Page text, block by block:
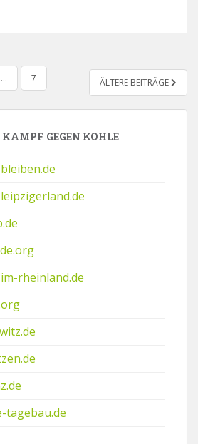
… 7 ÄLTERE BEITRÄGE
GEGEN KOHLE
rheinland.de
tagebau.de